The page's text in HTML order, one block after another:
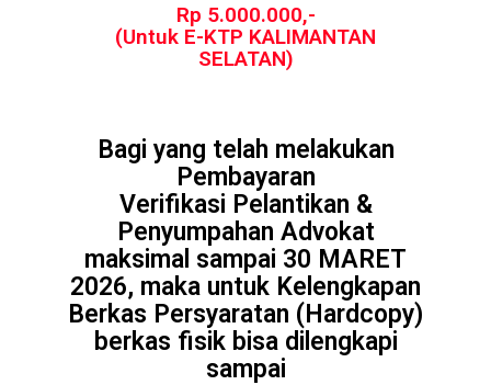
Rp 5.000.000,-
(Untuk E-KTP KALIMANTAN
SELATAN)
Bagi yang telah melakukan
Pembayaran
Verifikasi Pelantikan &
Penyumpahan Advokat
maksimal sampai 30 MARET
2026, maka untuk Kelengkapan
Berkas Persyaratan (Hardcopy)
berkas fisik bisa dilengkapi
sampai